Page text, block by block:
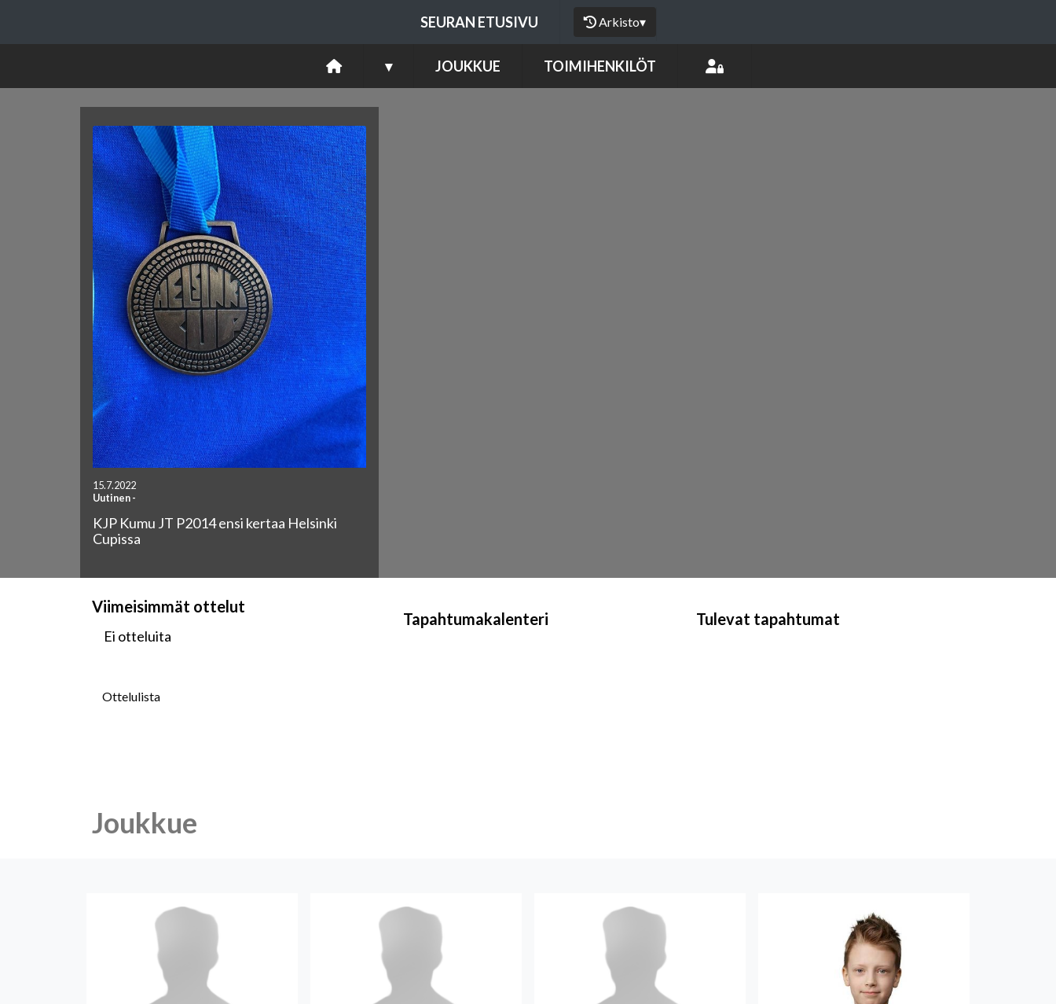
SEURAN ETUSIVU Arkisto▾
▾ JOUKKUE TOIMIHENKILÖT
15.7.2022
Uutinen-
KJP Kumu JT P2014 ensi kertaa Helsinki
Cupissa
Viimeisimmät ottelut
Ei otteluita
Ottelulista
Tapahtumakalenteri Tulevat tapahtumat
Joukkue